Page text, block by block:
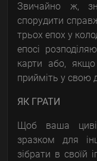
Звичайно ж,
спорудити
трьох епох у
епосі
карти або,
прийміть у свою
ЯК ГРАТИ
Щоб ваша
зразком для
зібрати в своїй